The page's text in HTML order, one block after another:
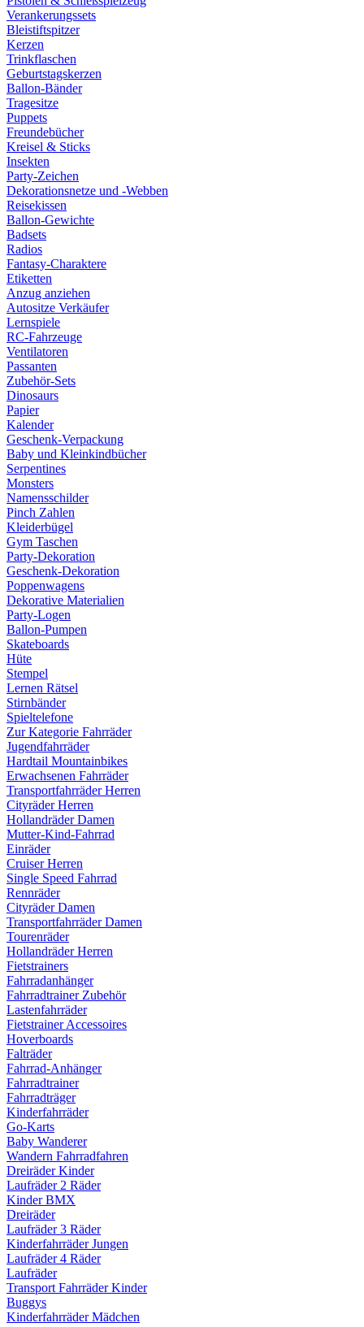
Verankerungssets
Bleistiftspitzer
Kerzen
Trinkflaschen
Geburtstagskerzen
Ballon-Bänder
Tragesitze
Puppets
Freundebücher
Kreisel & Sticks
Insekten
Party-Zeichen
Dekorationsnetze und -Webben
Reisekissen
Ballon-Gewichte
Badsets
Radios
Fantasy-Charaktere
Etiketten
Anzug anziehen
Autositze Verkäufer
Lernspiele
RC-Fahrzeuge
Ventilatoren
Passanten
Zubehör-Sets
Dinosaurs
Papier
Kalender
Geschenk-Verpackung
Baby und Kleinkindbücher
Serpentines
Monsters
Namensschilder
Pinch Zahlen
Kleiderbügel
Gym Taschen
Party-Dekoration
Geschenk-Dekoration
Poppenwagens
Dekorative Materialien
Party-Logen
Ballon-Pumpen
Skateboards
Hüte
Stempel
Lernen Rätsel
Stirnbänder
Spieltelefone
Zur Kategorie Fahrräder
Jugendfahrräder
Hardtail Mountainbikes
Erwachsenen Fahrräder
Transportfahrräder Herren
Cityräder Herren
Hollandräder Damen
Mutter-Kind-Fahrrad
Einräder
Cruiser Herren
Single Speed Fahrrad
Rennräder
Cityräder Damen
Transportfahrräder Damen
Tourenräder
Hollandräder Herren
Fietstrainers
Fahrradanhänger
Fahrradtrainer Zubehör
Lastenfahrräder
Fietstrainer Accessoires
Hoverboards
Falträder
Fahrrad-Anhänger
Fahrradtrainer
Fahrradträger
Kinderfahrräder
Go-Karts
Baby Wanderer
Wandern Fahrradfahren
Dreiräder Kinder
Laufräder 2 Räder
Kinder BMX
Dreiräder
Laufräder 3 Räder
Kinderfahrräder Jungen
Laufräder 4 Räder
Laufräder
Transport Fahrräder Kinder
Buggys
Kinderfahrräder Mädchen